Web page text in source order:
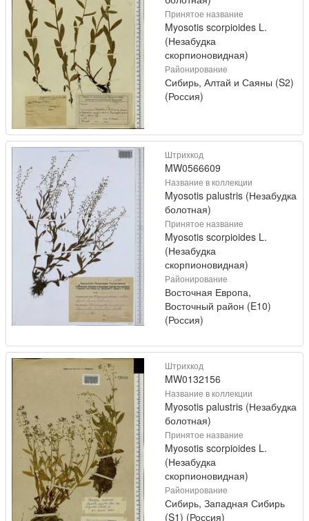
Принятое название
Myosotis scorpioides L.
(Незабудка
скорпионовидная)
Районирование
Сибирь, Алтай и Саяны (S2)
(Россия)
Штрихкод
MW0566609
Название в коллекции
Myosotis palustris (Незабудка
болотная)
Принятое название
Myosotis scorpioides L.
(Незабудка
скорпионовидная)
Районирование
Восточная Европа,
Восточный район (E10)
(Россия)
Штрихкод
MW0132156
Название в коллекции
Myosotis palustris (Незабудка
болотная)
Принятое название
Myosotis scorpioides L.
(Незабудка
скорпионовидная)
Районирование
Сибирь, Западная Сибирь
(S1) (Россия)